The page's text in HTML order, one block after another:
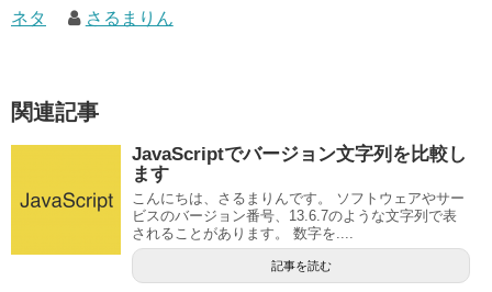
ネタ
さるまりん
関連記事
JavaScriptでバージョン文字列を比較し
ます
こんにちは、さるまりんです。 ソフトウェアやサー
ビスのバージョン番号、13.6.7のような文字列で表
されることがあります。 数字を....
記事を読む